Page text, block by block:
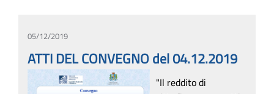
05/12/2019
ATTI DEL CONVEGNO del 04.12.2019
"Il reddito di